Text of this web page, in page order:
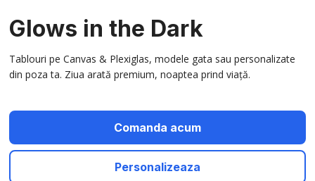
Glows in the Dark
Tablouri pe Canvas & Plexiglas, modele gata sau personalizate
din poza ta. Ziua arată premium, noaptea prind viață.
Comanda acum
Personalizeaza